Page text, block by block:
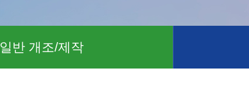
일반 개조/제작